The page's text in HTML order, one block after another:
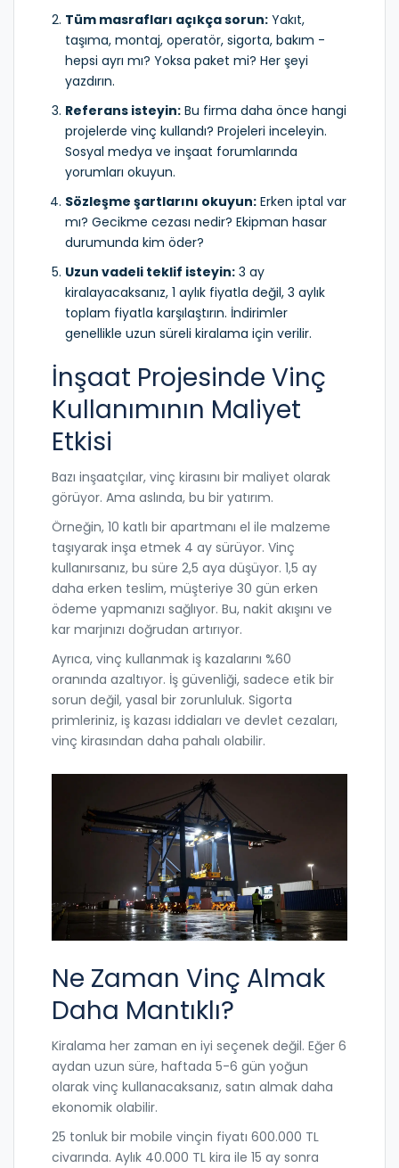
Tüm masrafları açıkça sorun: Yakıt,
taşıma, montaj, operatör, sigorta, bakım -
hepsi ayrı mı? Yoksa paket mi? Her şeyi
yazdırın.
Referans isteyin: Bu firma daha önce hangi
projelerde vinç kullandı? Projeleri inceleyin.
Sosyal medya ve inşaat forumlarında
yorumları okuyun.
Sözleşme şartlarını okuyun: Erken iptal var
mı? Gecikme cezası nedir? Ekipman hasar
durumunda kim öder?
Uzun vadeli teklif isteyin: 3 ay
kiralayacaksanız, 1 aylık fiyatla değil, 3 aylık
toplam fiyatla karşılaştırın. İndirimler
genellikle uzun süreli kiralama için verilir.
İnşaat Projesinde Vinç
Kullanımının Maliyet
Etkisi
Bazı inşaatçılar, vinç kirasını bir maliyet olarak
görüyor. Ama aslında, bu bir yatırım.
Örneğin, 10 katlı bir apartmanı el ile malzeme
taşıyarak inşa etmek 4 ay sürüyor. Vinç
kullanırsanız, bu süre 2,5 aya düşüyor. 1,5 ay
daha erken teslim, müşteriye 30 gün erken
ödeme yapmanızı sağlıyor. Bu, nakit akışını ve
kar marjınızı doğrudan artırıyor.
Ayrıca, vinç kullanmak iş kazalarını %60
oranında azaltıyor. İş güvenliği, sadece etik bir
sorun değil, yasal bir zorunluluk. Sigorta
primleriniz, iş kazası iddiaları ve devlet cezaları,
vinç kirasından daha pahalı olabilir.
Ne Zaman Vinç Almak
Daha Mantıklı?
Kiralama her zaman en iyi seçenek değil. Eğer 6
aydan uzun süre, haftada 5-6 gün yoğun
olarak vinç kullanacaksanız, satın almak daha
ekonomik olabilir.
25 tonluk bir mobile vinçin fiyatı 600.000 TL
civarında. Aylık 40.000 TL kira ile 15 ay sonra